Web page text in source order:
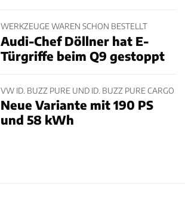
WERKZEUGE WAREN SCHON BESTELLT
Audi-Chef Döllner hat E-
Türgriffe beim Q9 gestoppt
VW ID. BUZZ PURE UND ID. BUZZ PURE CARGO
Neue Variante mit 190 PS
und 58 kWh